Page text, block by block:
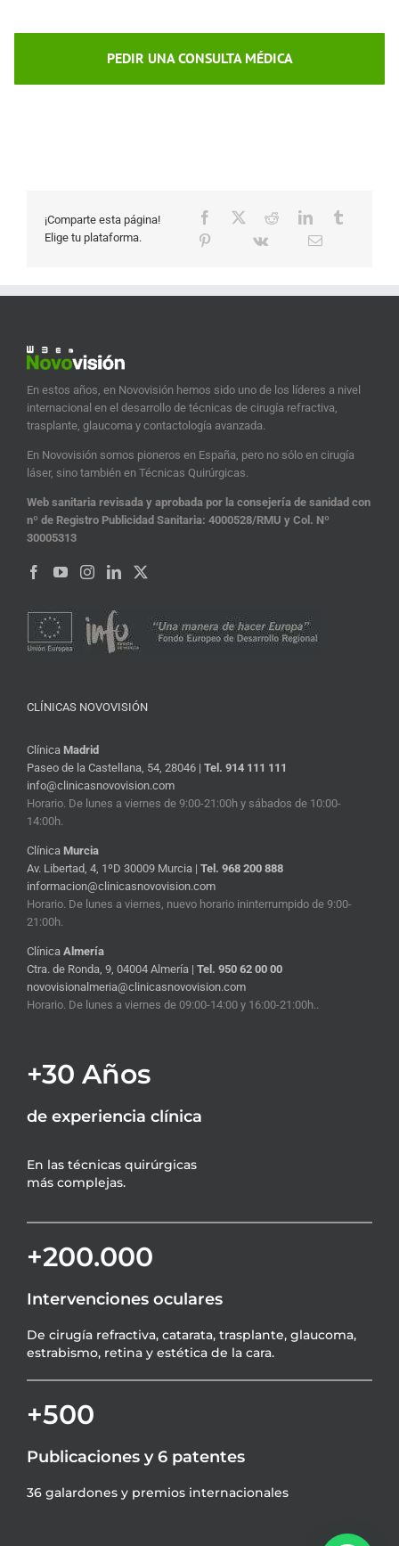
PEDIR UNA CONSULTA MÉDICA
¡Comparte esta página!
Elige tu plataforma.
En estos años, en Novovisión hemos sido uno de los líderes a nivel
internacional en el desarrollo de técnicas de cirugía refractiva,
trasplante, glaucoma y contactología avanzada.
En Novovisión somos pioneros en España, pero no sólo en cirugía
láser, sino también en Técnicas Quirúrgicas.
Web sanitaria revisada y aprobada por la consejería de sanidad con
nº de Registro Publicidad Sanitaria: 4000528/RMU y Col. Nº
30005313
CLÍNICAS NOVOVISIÓN
Clínica Madrid
Paseo de la Castellana, 54, 28046 | Tel. 914 111 111
info@clinicasnovovision.com
Horario. De lunes a viernes de 9:00-21:00h y sábados de 10:00-
14:00h.
Clínica Murcia
Av. Libertad, 4, 1ºD 30009 Murcia | Tel. 968 200 888
informacion@clinicasnovovision.com
Horario. De lunes a viernes, nuevo horario ininterrumpido de 9:00-
21:00h.
Clínica Almería
Ctra. de Ronda, 9, 04004 Almería | Tel. 950 62 00 00
novovisionalmeria@clinicasnovovision.com
Horario. De lunes a viernes de 09:00-14:00 y 16:00-21:00h..
+30 Años
de experiencia clínica
En las técnicas quirúrgicas
más complejas.
+200.000
Intervenciones oculares
De cirugía refractiva, catarata, trasplante, glaucoma,
estrabismo, retina y estética de la cara.
+500
Publicaciones y 6 patentes
36 galardones y premios internacionales